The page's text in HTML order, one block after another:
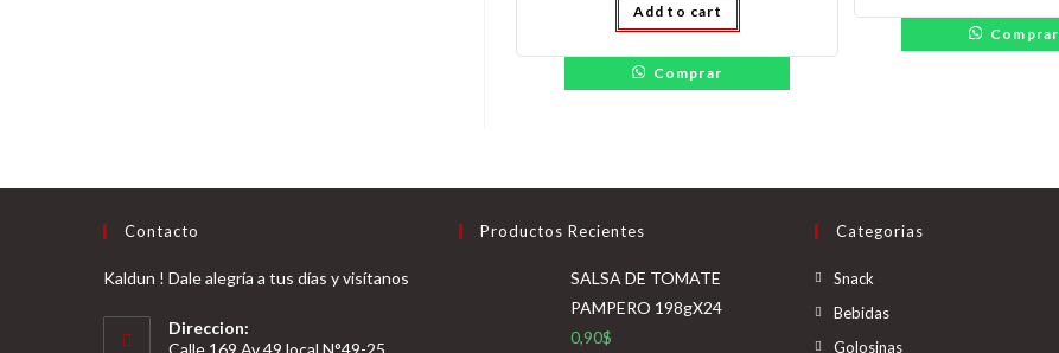
Add to cart
Comprar
Comprar
Contacto
Kaldun ! Dale alegría a tus días y visítanos
Direccion:
Calle 169 Av 49 local N°49-25
Productos Recientes
SALSA DE TOMATE
PAMPERO 198gX24
0,90$
Categorias
Snack
abre
BebidasSe
abre
GolosinasSe